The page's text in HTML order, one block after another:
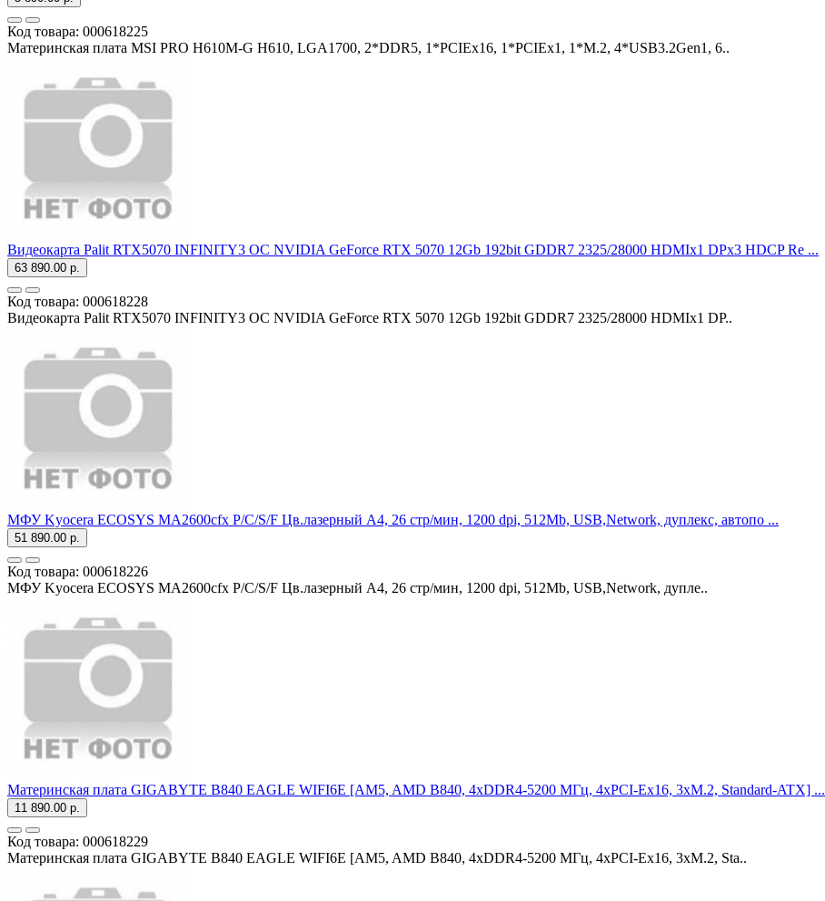
Код товара: 000618225
Материнская плата MSI PRO H610M-G H610, LGA1700, 2*DDR5, 1*PCIEx16, 1*PCIEx1, 1*M.2, 4*USB3.2Gen1, 6..
Видеокарта Palit RTX5070 INFINITY3 OC NVIDIA GeForce RTX 5070 12Gb 192bit GDDR7 2325/28000 HDMIx1 DPx3 HDCP Re ...
63 890.00 р.
Код товара: 000618228
Видеокарта Palit RTX5070 INFINITY3 OC NVIDIA GeForce RTX 5070 12Gb 192bit GDDR7 2325/28000 HDMIx1 DP..
МФУ Kyocera ECOSYS MA2600cfx P/C/S/F Цв.лазерный А4, 26 стр/мин, 1200 dpi, 512Mb, USB,Network, дуплекс, автопо ...
51 890.00 р.
Код товара: 000618226
МФУ Kyocera ECOSYS MA2600cfx P/C/S/F Цв.лазерный А4, 26 стр/мин, 1200 dpi, 512Mb, USB,Network, дупле..
Материнская плата GIGABYTE B840 EAGLE WIFI6E [AM5, AMD B840, 4xDDR4-5200 МГц, 4xPCI-Ex16, 3xM.2, Standard-ATX] ...
11 890.00 р.
Код товара: 000618229
Материнская плата GIGABYTE B840 EAGLE WIFI6E [AM5, AMD B840, 4xDDR4-5200 МГц, 4xPCI-Ex16, 3xM.2, Sta..